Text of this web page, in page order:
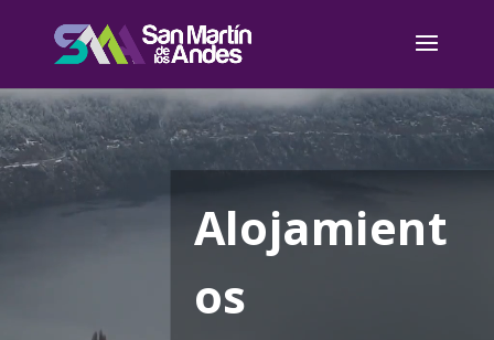
Reproductor
de
vídeo
Alojamient
os